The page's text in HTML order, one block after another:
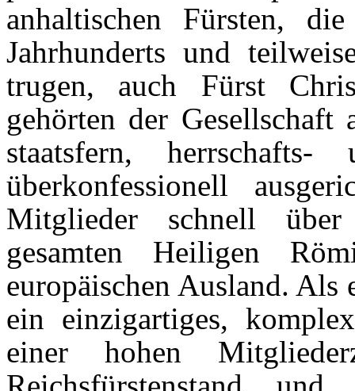
anhaltischen Fürsten,
Jahrhunderts und
trugen, auch Fürst
gehörten der Gesellschaft
staatsfern, herrschafts-
überkonfessionell
Mitglieder schnell
gesamten Heiligen
europäischen Ausland. Als
ein einzigartiges,
einer hohen